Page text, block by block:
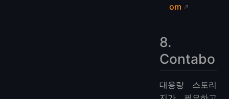
om
8.
Contabo
대용량 스토리